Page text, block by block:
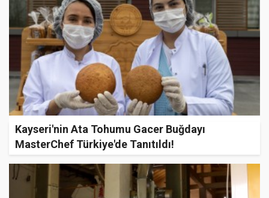
Kayseri'nin Ata Tohumu Gacer Buğdayı
MasterChef Türkiye'de Tanıtıldı!